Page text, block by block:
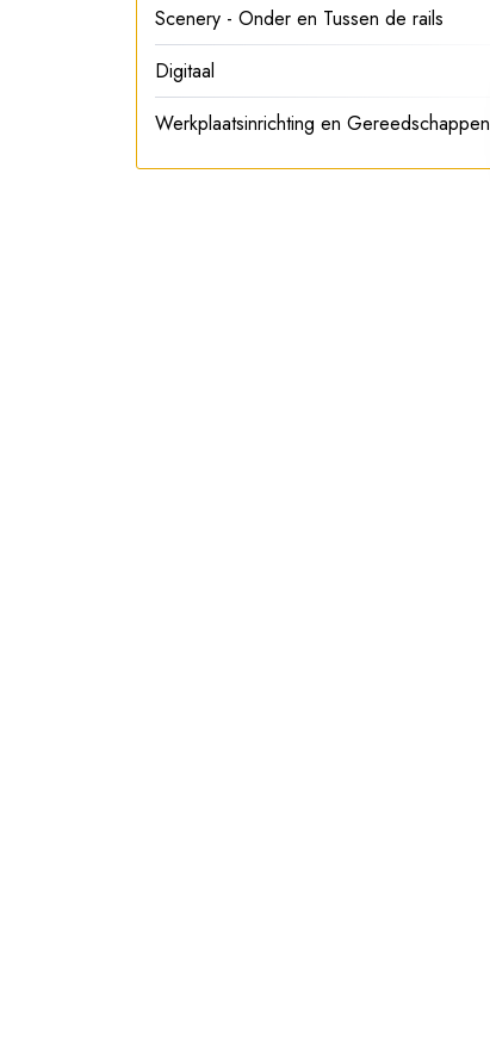
Scenery - Onder en Tussen de rails
Digitaal
Werkplaatsinrichting en Gereedschappen